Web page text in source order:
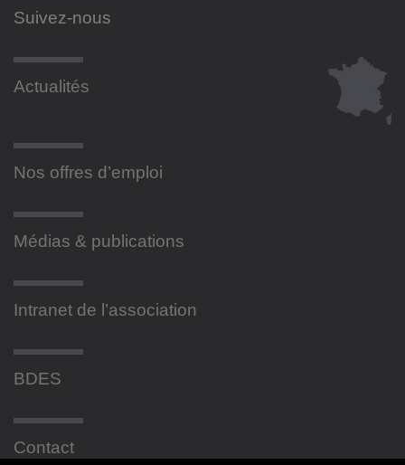
Suivez-nous
Actualités
Nos offres d’emploi
Médias & publications
Intranet de l’association
BDES
Contact